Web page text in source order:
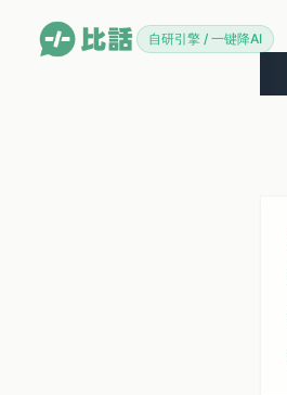
自研引擎 / 一键降AI